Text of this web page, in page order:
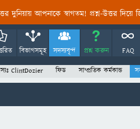
দুনিয়ায় আপনাকে স্বাগতম! প্রশ্ন-উত্তর দিয়ে
বিভাগসমূহ সদস্যবৃন্দ প্রশ্ন করুন FAQ
ClintDozier ফিড সাম্প্রতিক কর্মকান্ড